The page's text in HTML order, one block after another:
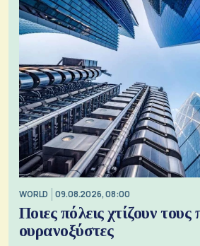
WORLD 09.08.2026, 08:00
Ποιες πόλεις χτίζουν τους
ουρανοξύστες